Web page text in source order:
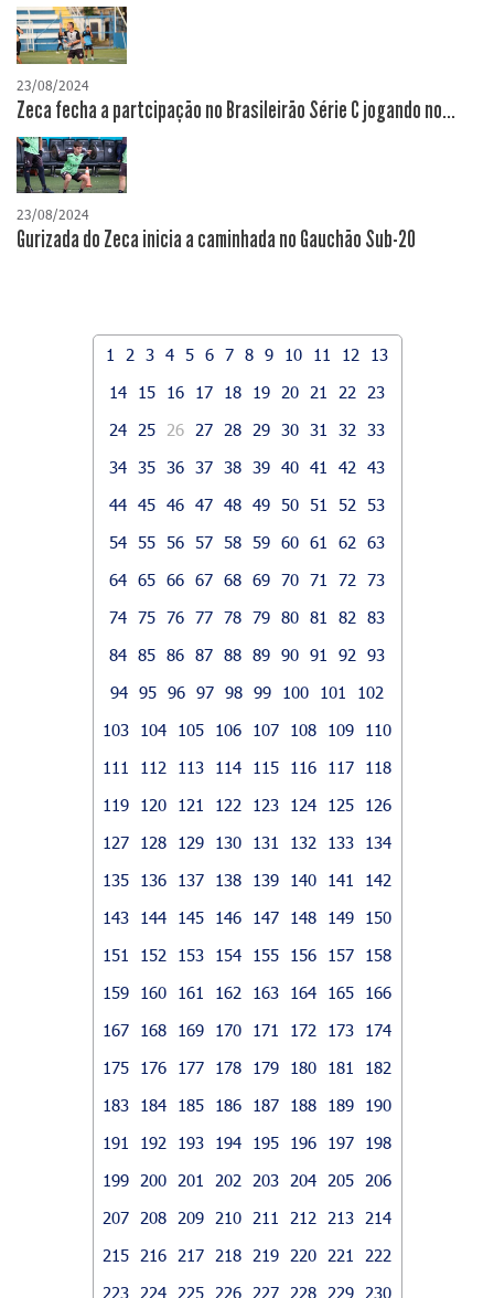
23/08/2024
Zeca fecha a partcipação no Brasileirão Série C jogando no...
23/08/2024
Gurizada do Zeca inicia a caminhada no Gauchão Sub-20
1 2 3 4 5 6 7 8 9 10 11 12
13
14
15 16 17 18 19 20 21 22
23
24
25 26 27 28 29 30 31 32
33
34 35 36 37 38 39 40 41 42
43
44 45 46 47 48 49 50 51 52
53
54 55 56 57 58 59 60 61 62
63
64 65 66 67 68 69 70 71 72
73
74 75 76 77 78 79 80 81 82
83
84 85 86 87 88 89 90 91 92
93
94 95 96 97 98 99 100 101
102
103
104 105 106 107 108 109
110
111
112 113 114 115 116 117
118
119
120 121 122 123 124 125
126
127
128 129 130 131 132 133
134
135
136 137 138 139 140 141
142
143
144 145 146 147 148 149
150
151
152 153 154 155 156 157
158
159
160 161 162 163 164 165
166
167
168 169 170 171 172 173
174
175
176 177 178 179 180 181
182
183
184 185 186 187 188 189
190
191
192 193 194 195 196 197
198
199
200 201 202 203 204 205
206
207
208 209 210 211 212 213
214
215
216 217 218 219 220 221
222
223
224 225 226 227 228 229
230